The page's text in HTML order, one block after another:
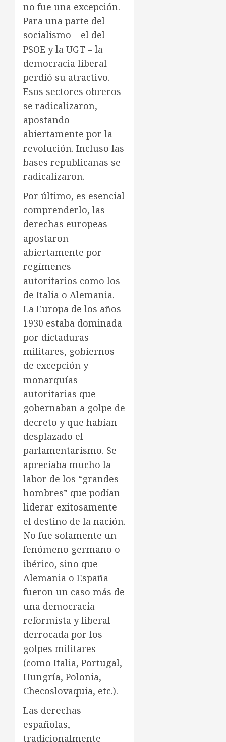
no fue una excepción.
Para una parte del
socialismo – el del
PSOE y la UGT – la
democracia liberal
perdió su atractivo.
Esos sectores obreros
se radicalizaron,
apostando
abiertamente por la
revolución. Incluso las
bases republicanas se
radicalizaron.
Por último, es esencial
comprenderlo, las
derechas europeas
apostaron
abiertamente por
regímenes
autoritarios como los
de Italia o Alemania.
La Europa de los años
1930 estaba dominada
por dictaduras
militares, gobiernos
de excepción y
monarquías
autoritarias que
gobernaban a golpe de
decreto y que habían
desplazado el
parlamentarismo. Se
apreciaba mucho la
labor de los “grandes
hombres” que podían
liderar exitosamente
el destino de la nación.
No fue solamente un
fenómeno germano o
ibérico, sino que
Alemania o España
fueron un caso más de
una democracia
reformista y liberal
derrocada por los
golpes militares
(como Italia, Portugal,
Hungría, Polonia,
Checoslovaquia, etc.).
Las derechas
españolas,
tradicionalmente